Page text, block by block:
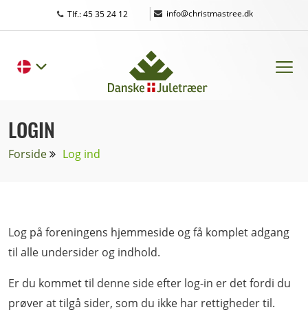
Tlf.: 45 35 24 12 | info@christmastree.dk
LOGIN
Forside Log ind
Log på foreningens hjemmeside og få komplet adgang
til alle undersider og indhold.
Er du kommet til denne side efter log-in er det fordi du
prøver at tilgå sider, som du ikke har rettigheder til.